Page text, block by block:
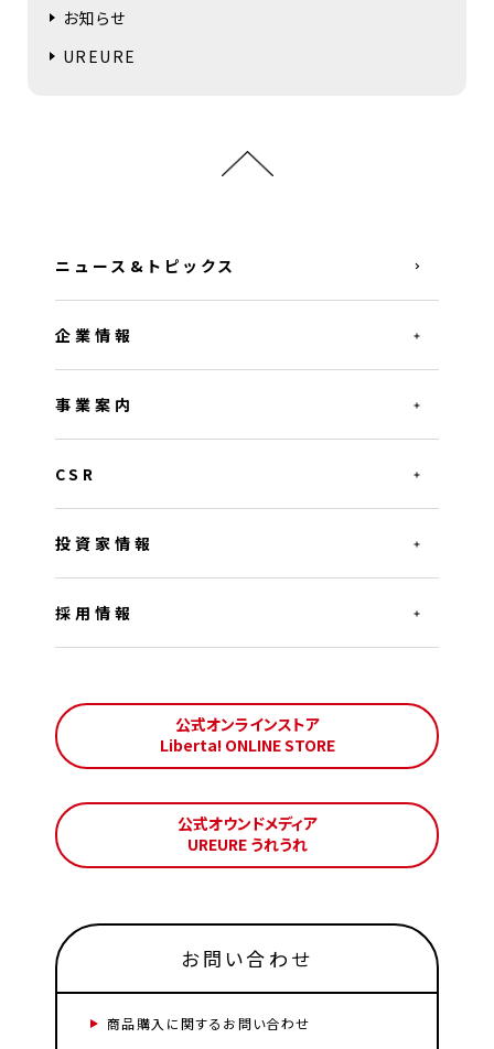
お知らせ
UREURE
ニュース&トピックス
企業情報
事業案内
CSR
投資家情報
採用情報
公式オンラインストア
Liberta! ONLINE STORE
公式オウンドメディア
UREURE うれうれ
お問い合わせ
商品購入に関するお問い合わせ